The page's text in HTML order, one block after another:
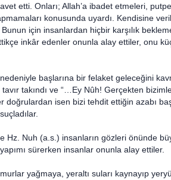
etti. Onları; Allah’a ibadet etmeleri,
konusunda uyardı. Kendisine
için insanlardan hiçbir karşılık
inkâr edenler onunla alay ettiler, onu
başlarına bir felaket geleceğini
takındı ve “…Ey Nûh! Gerçekten
isen bizi tehdit ettiğin azabı
Hz. Nuh (a.s.) insanların gözleri önünde
sürerken insanlar onunla alay ettiler.
yağmaya, yeraltı suları kaynayıp